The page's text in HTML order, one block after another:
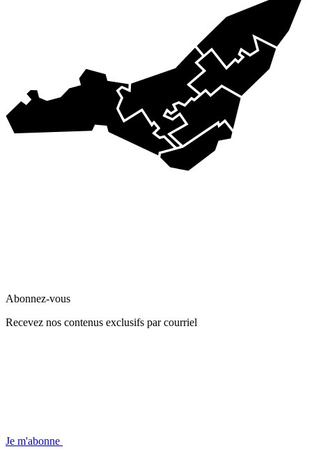
Abonnez-vous
Recevez nos contenus exclusifs par courriel
Je m'abonne